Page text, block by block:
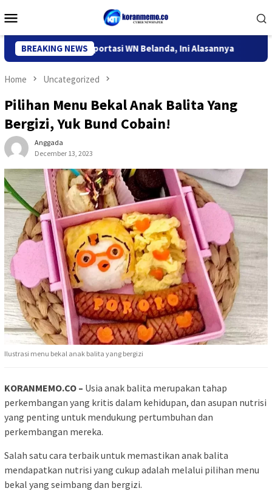
to
Menu
BREAKING NEWS
Kediri Deportasi WN Belanda, Ini Alasannya 9 Desa di
Home Uncategorized
Pilihan Menu Bekal Anak Balita Yang
Bergizi, Yuk Bund Cobain!
Anggada
December 13, 2023
Ilustrasi menu bekal anak balita yang bergizi
KORANMEMO.CO – Usia anak balita merupakan tahap
perkembangan yang kritis dalam kehidupan, dan asupan nutrisi
yang penting untuk mendukung pertumbuhan dan
perkembangan mereka.
Salah satu cara terbaik untuk memastikan anak balita
mendapatkan nutrisi yang cukup adalah melalui pilihan menu
bekal yang seimbang dan bergizi.